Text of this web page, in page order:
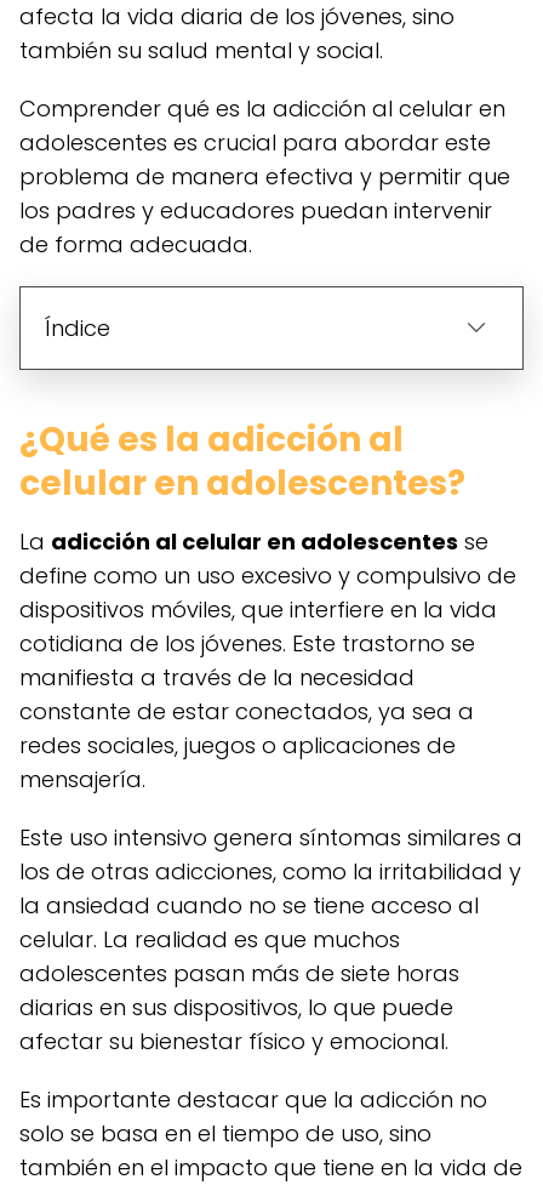
afecta la vida diaria de los jóvenes, sino
también su salud mental y social.
Comprender qué es la adicción al celular en
adolescentes es crucial para abordar este
problema de manera efectiva y permitir que
los padres y educadores puedan intervenir
de forma adecuada.
Índice
¿Qué es la adicción al
celular en adolescentes?
La adicción al celular en adolescentes se
define como un uso excesivo y compulsivo de
dispositivos móviles, que interfiere en la vida
cotidiana de los jóvenes. Este trastorno se
manifiesta a través de la necesidad
constante de estar conectados, ya sea a
redes sociales, juegos o aplicaciones de
mensajería.
Este uso intensivo genera síntomas similares a
los de otras adicciones, como la irritabilidad y
la ansiedad cuando no se tiene acceso al
celular. La realidad es que muchos
adolescentes pasan más de siete horas
diarias en sus dispositivos, lo que puede
afectar su bienestar físico y emocional.
Es importante destacar que la adicción no
solo se basa en el tiempo de uso, sino
también en el impacto que tiene en la vida de